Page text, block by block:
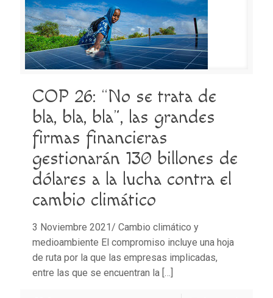
COP 26: “No se trata de
bla, bla, bla”, las grandes
firmas financieras
gestionarán 130 billones de
dólares a la lucha contra el
cambio climático
3 Noviembre 2021/ Cambio climático y
medioambiente El compromiso incluye una hoja
de ruta por la que las empresas implicadas,
entre las que se encuentran la […]